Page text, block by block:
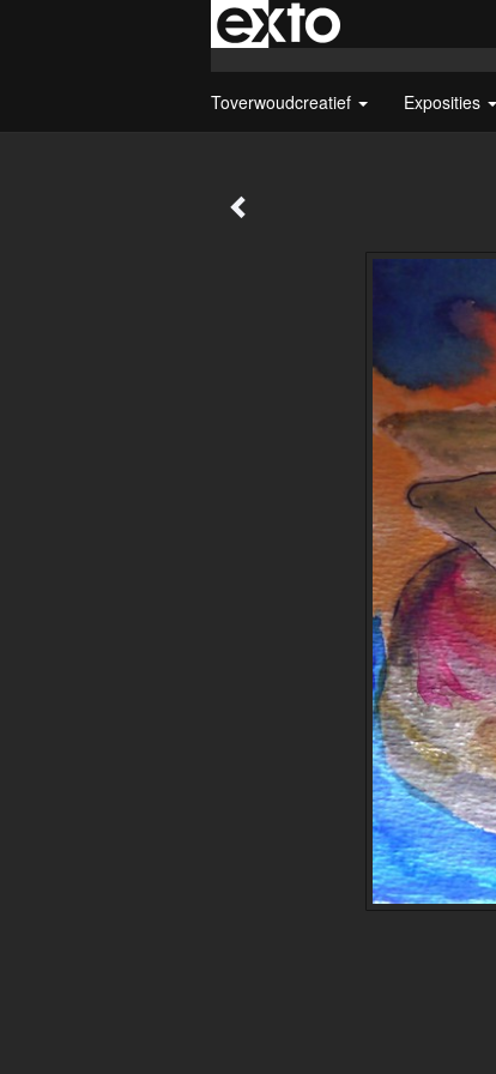
Toverwoudcreatief Exposities